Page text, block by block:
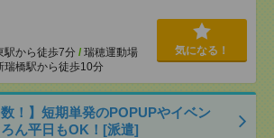
駅から徒歩7分 / 瑞穂運動場
瑞橋駅から徒歩10分
気になる！
数！】短期単発のPOPUPやイベン
ん平日もOK！[派遣]